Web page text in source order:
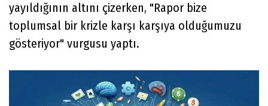
yayıldığının altını çizerken, "Rapor bize
toplumsal bir krizle karşı karşıya olduğumuzu
gösteriyor" vurgusu yaptı.